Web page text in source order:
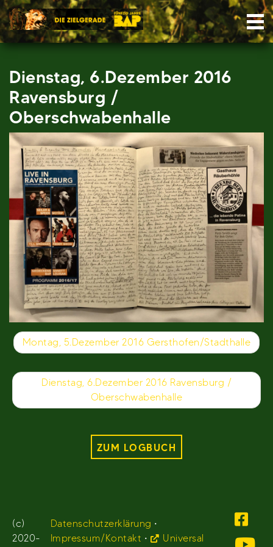
Skip
to
content
Dienstag, 6.Dezember 2016
Ravensburg /
Oberschwabenhalle
Beitragsnavigation
Montag, 5.Dezember 2016 Gersthofen/Stadthalle
Dienstag, 6.Dezember 2016 Ravensburg /
Oberschwabenhalle
ZUM LOGBUCH
(c)
2020-
Datenschutzerklärung •
Impressum/Kontakt • Universal